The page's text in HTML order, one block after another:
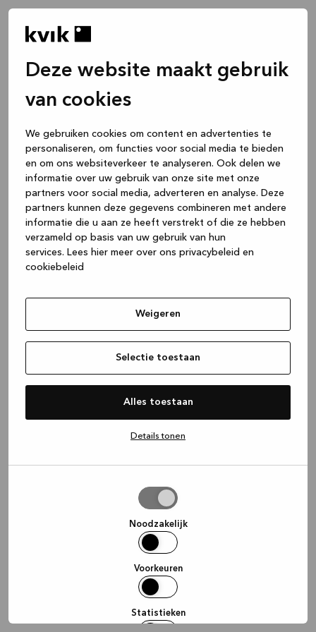
Deze website maakt gebruik
van cookies
We gebruiken cookies om content en advertenties te
personaliseren, om functies voor social media te bieden
en om ons websiteverkeer te analyseren. Ook delen we
informatie over uw gebruik van onze site met onze
partners voor social media, adverteren en analyse. Deze
partners kunnen deze gegevens combineren met andere
informatie die u aan ze heeft verstrekt of die ze hebben
verzameld op basis van uw gebruik van hun
services. Lees hier meer over ons privacybeleid en
cookiebeleid
Weigeren
Selectie toestaan
Alles toestaan
Details tonen
Noodzakelijk
Voorkeuren
Statistieken
(see the browser console for more
information).